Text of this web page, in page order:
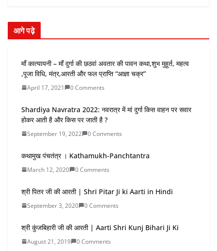
आगे पढ़े
माँ कात्यायनी – माँ दुर्गा की छठवां अवतार की पावन कथा,शुभ मुहूर्त, महत्व
,पूजा विधि, मंत्र,आरती और फल प्राप्ति “आज्ञा चक्र”
April 17, 2021 0 Comments
Shardiya Navratra 2022: नवरात्र में मां दुर्गा किस वाहन पर सवार
होकर आती है और किस पर जाती है ?
September 19, 2022 0 Comments
कथामुख पंचतंत्र । Kathamukh-Panchtantra
March 12, 2020 0 Comments
श्री पितर जी की आरती | Shri Pitar Ji ki Aarti in Hindi
September 3, 2020 0 Comments
श्री कुंजबिहारी जी की आरती | Aarti Shri Kunj Bihari Ji Ki
August 21, 2019 0 Comments